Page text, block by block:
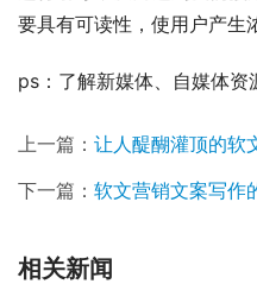
要具有可读性，使用户产生
ps：了解新媒体、自媒体资
上一篇： 让人醍醐灌顶的软
下一篇： 软文营销文案写作
相关新闻